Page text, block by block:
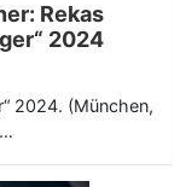
Rekas
2024
2024. (München,